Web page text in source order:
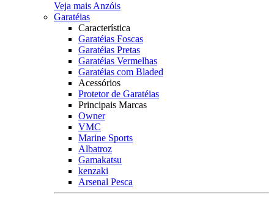
Veja mais Anzóis
Garatéias
Característica
Garatéias Foscas
Garatéias Pretas
Garatéias Vermelhas
Garatéias com Bladed
Acessórios
Protetor de Garatéias
Principais Marcas
Owner
VMC
Marine Sports
Albatroz
Gamakatsu
kenzaki
Arsenal Pesca